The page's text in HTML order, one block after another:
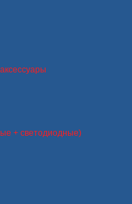
+ светодиодные)